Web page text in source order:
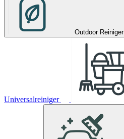
Outdoor Reiniger
Universalreiniger